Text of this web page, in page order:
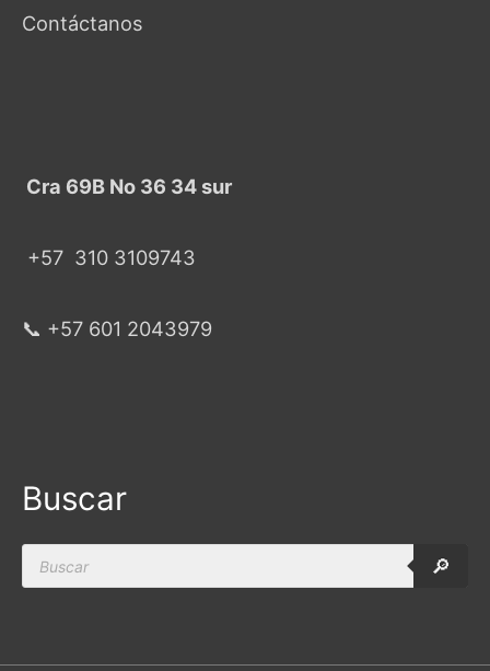
Contáctanos
Cra 69B No 36 34 sur
+57 310 3109743
📞 +57 601 2043979
Buscar
Products
search
🔎